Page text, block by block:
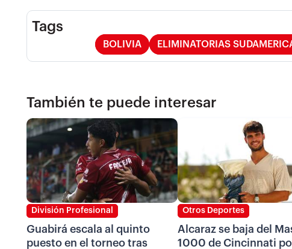
Tags
BOLIVIA ELIMINATORIAS
También te puede interesar
División Profesional
Guabirá escala al quinto
puesto en el torneo tras
Otros Deportes
Alcaraz se baja del
1000 de Cincinnati